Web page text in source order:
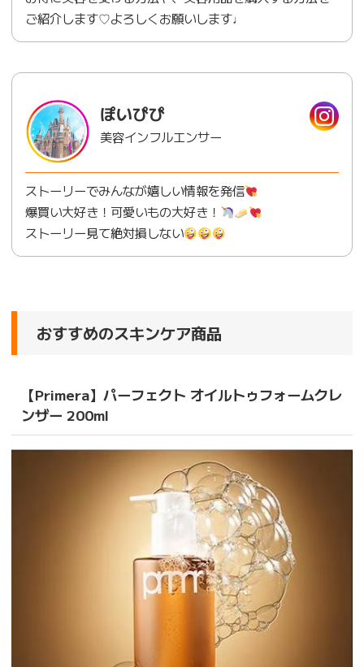
ご紹介します♡よろしくお願いします♩
ぽいぴぴ
美容インフルエンサー
ストーリーでみんなが嬉しい情報を発信
爆買い大好き！可愛いもの大好き！
ストーリー見て絶対損しない
おすすめのスキンケア商品
【Primera】パーフェクト オイルトゥフォームクレ
ンザー 200ml